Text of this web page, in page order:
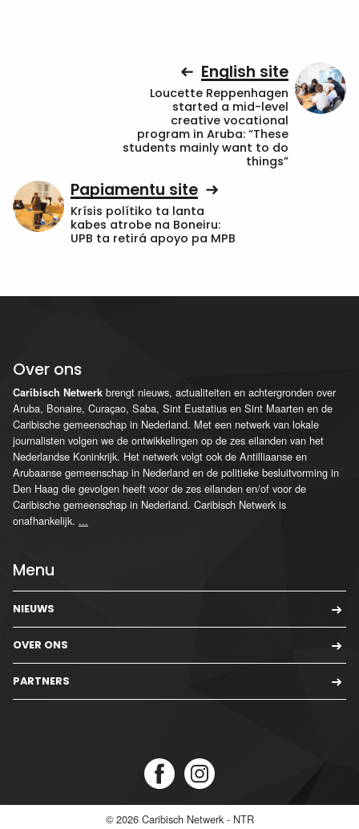
English site
Loucette Reppenhagen
started a mid-level
creative vocational
program in Aruba: “These
students mainly want to do
things”
Papiamentu site
Krísis polítiko ta lanta
kabes atrobe na Boneiru:
UPB ta retirá apoyo pa MPB
Over ons
Caribisch Netwerk brengt nieuws, actualiteiten en achtergronden over
Aruba, Bonaire, Curaçao, Saba, Sint Eustatius en Sint Maarten en de
Caribische gemeenschap in Nederland. Met een netwerk van lokale
journalisten volgen we de ontwikkelingen op de zes eilanden van het
Nederlandse Koninkrijk. Het netwerk volgt ook de Antilliaanse en
Arubaanse gemeenschap in Nederland en de politieke besluitvorming in
Den Haag die gevolgen heeft voor de zes eilanden en/of voor de
Caribische gemeenschap in Nederland. Caribisch Netwerk is
onafhankelijk. ...
Menu
NIEUWS
OVER ONS
PARTNERS
© 2026 Caribisch Netwerk - NTR